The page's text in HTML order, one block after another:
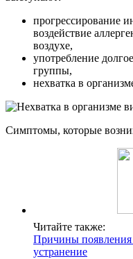
прогрессирование
воздействие
воздухе,
употребление
группы,
нехватка в
Симптомы, которые
Читайте также:
Причины появления
устранение